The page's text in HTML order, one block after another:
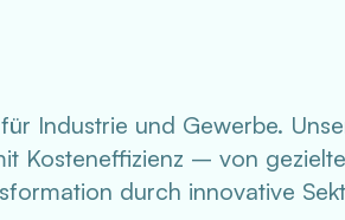
Industrie und Gewerbe.
Kosteneffizienz – von
durch innovative